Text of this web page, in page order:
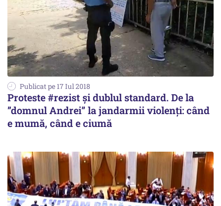
Publicat pe 17 Iul 2018
Proteste #rezist și dublul standard. De la
”domnul Andrei” la jandarmii violenți: când
e mumă, când e ciumă